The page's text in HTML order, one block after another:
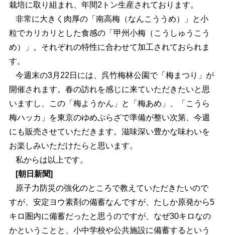
栽培に取り組まれ、年間2トン生産されております。
非常に大きく肉厚の「南高梅（なんこううめ）」と小
粒でカリカリとした食感の「甲州小梅（こうしゅうこう
め）」。それぞれの特性に合わせて加工されておられま
す。
今週末の3月22日には、呉竹梅林公園で「梅まつり」が
開催されます。春の訪れを感じに来ていただきたいと思
いますし、この「梅ようかん」と「梅あめ」、「こうら
梅ハッカ」を東京のゆめぷらざで準備が整い次第、今週
にも販売させていただきます。滋味深い豊かな味わいを
お楽しみいただけたらと思います。
私からは以上です。
[朝日新聞]
原子力防災の強化のところで教えていただきたいので
すが、安定ヨウ素剤の備蓄なんですが、たしか原発から5
キロ圏内に備蓄だったと思うのですが、なぜ30キロなの
かということと、小中学校や公共施設に備蓄するという